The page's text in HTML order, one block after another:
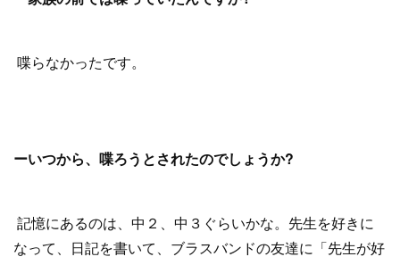
喋らなかったです。
ーいつから、喋ろうとされたのでしょうか?
記憶にあるのは、中２、中３ぐらいかな。先生を好きに
なって、日記を書いて、ブラスバンドの友達に「先生が好